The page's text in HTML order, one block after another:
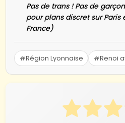
Pas de trans ! Pas de
pour plans discret sur
France)
#Région Lyonnaise #Renoi